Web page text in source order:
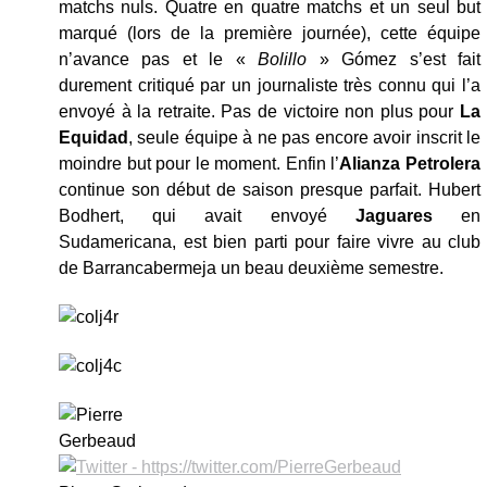
matchs nuls. Quatre en quatre matchs et un seul but
marqué (lors de la première journée), cette équipe
n’avance pas et le «Bolillo » Gómez s’est fait
durement critiqué par un journaliste très connu qui l’a
envoyé à la retraite. Pas de victoire non plus pour La
Equidad , seule équipe à ne pas encore avoir inscrit le
moindre but pour le moment. Enfin l’Alianza Petrolera
continue son début de saison presque parfait. Hubert
Bodhert, qui avait envoyé Jaguaresen
Sudamericana, est bien parti pour faire vivre au club
de Barrancabermeja un beau deuxième semestre.